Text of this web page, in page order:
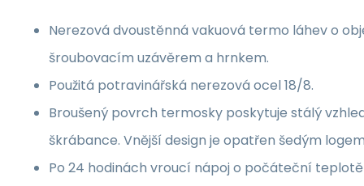
Nerezová dvoustěnná vakuová termo láhev o
šroubovacím uzávěrem a hrnkem.
Použitá potravinářská nerezová ocel 18/8.
Broušený povrch termosky poskytuje stálý
škrábance. Vnější design je opatřen šedým
Po 24 hodinách vroucí nápoj o počáteční